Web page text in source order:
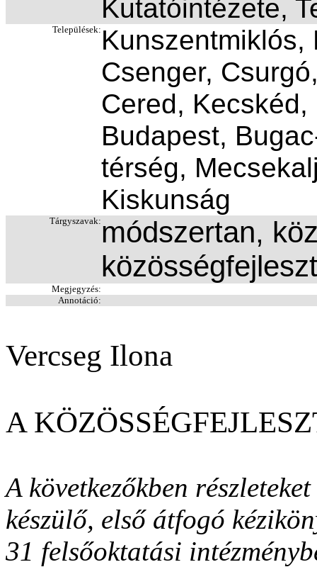
Kutatóintézete,
Települések: Kunszentmiklós,
Csenger,
Cered,
Budapest,
térség,
Kiskunság
Tárgyszavak: módszertan,
Megjegyzés:
Annotáció:
Vercseg Ilona
A
A következőkben
készülő, első átfogó
31 felsőoktatási